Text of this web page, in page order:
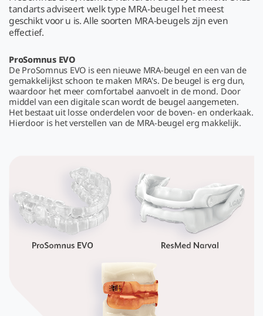
tandarts adviseert welk type MRA-beugel het meest
geschikt voor u is. Alle soorten MRA-beugels zijn even
effectief.
ProSomnus EVO
De ProSomnus EVO is een nieuwe MRA-beugel en een van de
gemakkelijkst schoon te maken MRA's. De beugel is erg dun,
waardoor het meer comfortabel aanvoelt in de mond. Door
middel van een digitale scan wordt de beugel aangemeten.
Het bestaat uit losse onderdelen voor de boven- en onderkaak.
Hierdoor is het verstellen van de MRA-beugel erg makkelijk.